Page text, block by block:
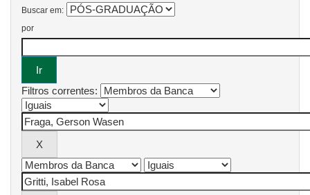
Buscar em:
por
Filtros correntes: